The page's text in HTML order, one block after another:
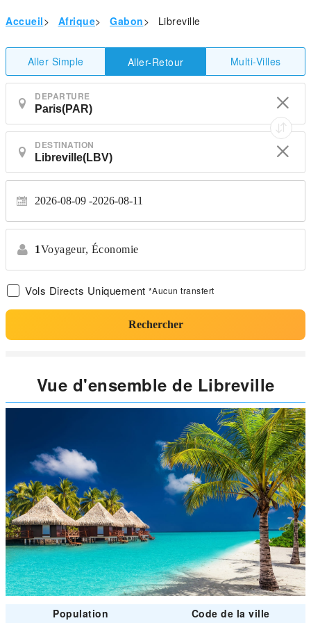
Accueil> Afrique> Gabon> Libreville
Aller Simple Aller-Retour Multi-Villes
DEPARTURE
DESTINATION
2026-08-09 2026-08-11
1Voyageur, Économie
Vols Directs Uniquement *Aucun transfert
Rechercher
Vue d'ensemble de Libreville
Population Code de la ville